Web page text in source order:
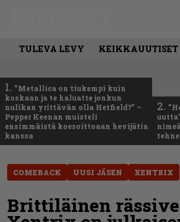
TULEVA LEVY KEIKKAUUTISET
1. ”Metallica on tiukempi kuin
koskaan ja te haluatte jonkun
nulikan yrittävän olla Hetfield?” –
Pepper Keenan muisteli
ensimmäistä koesoittoaan hevijätin
kanssa
2.
COMEBACK UUSI JÄSEN XENTRIX
Brittiläinen